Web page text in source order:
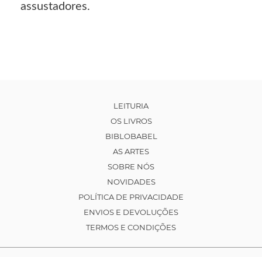
assustadores.
LEITURIA
OS LIVROS
BIBLOBABEL
AS ARTES
SOBRE NÓS
NOVIDADES
POLÍTICA DE PRIVACIDADE
ENVIOS E DEVOLUÇÕES
TERMOS E CONDIÇÕES